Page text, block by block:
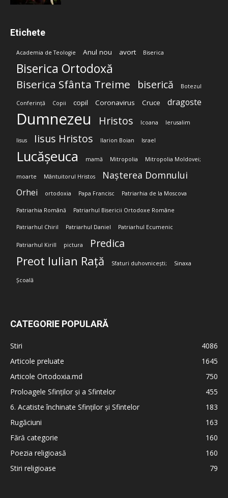
Etichete
Academia de Teologie Anul nou avort Biserica
Biserica Ortodoxă
Biserica Sfânta Treime biserică Botezul
Conferință Copii copil Coronavirus Cruce dragoste
Dumnezeu Hristos Icoana Ierusalim
Iisus Iisus Hristos Ilarion Boian Israel
Lucășeuca mamă Mitropolia Mitropolia Moldovei;
moarte Mântuitorul Hristos Nașterea Domnului
Orhei ortodoxia Papa Francisc Patriarhia de la Moscova
Patriarhia Română Patriarhul Bisericii Ortodoxe Române
Patriarhul Chiril Patriarhul Daniel Patriarhul Ecumenic
Patriarhul Kirill pictura Predica
Preot Iulian Rață Sfaturi duhovnicești; Sinaxa
Școală
CATEGORIE POPULARĂ
Stiri
4086
Articole preluate
1645
Articole Ortodoxia.md
750
Proloagele Sfinților și a Sfintelor
455
6. Acatiste închinate Sfinților și Sfintelor
183
Rugăciuni
163
Fără categorie
160
Poezia religioasă
160
Stiri religioase
79